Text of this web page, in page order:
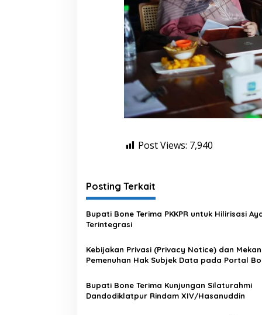
Post Views: 7,940
Posting Terkait
Bupati Bone Terima PKKPR untuk Hilirisasi
Terintegrasi
Kebijakan Privasi (Privacy Notice) dan
Pemenuhan Hak Subjek Data pada Portal
Bupati Bone Terima Kunjungan Silaturahmi
Dandodiklatpur Rindam XIV/Hasanuddin